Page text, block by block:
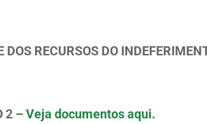
RECURSOS DO
2 –Veja documentos aqui.